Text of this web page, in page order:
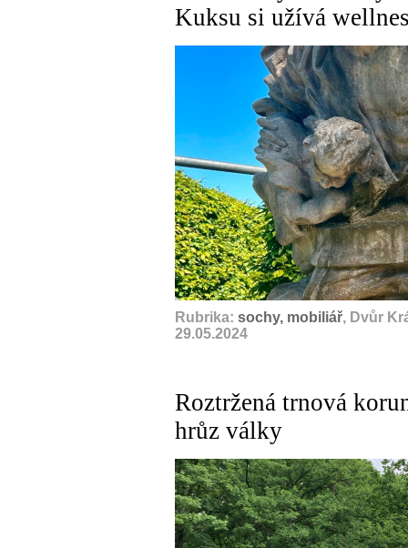
Kuksu si užívá
Rubrika: sochy, mobiliář, Dvůr
29.05.2024
Roztržená trnová
hrůz války